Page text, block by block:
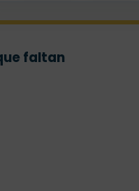
faltan